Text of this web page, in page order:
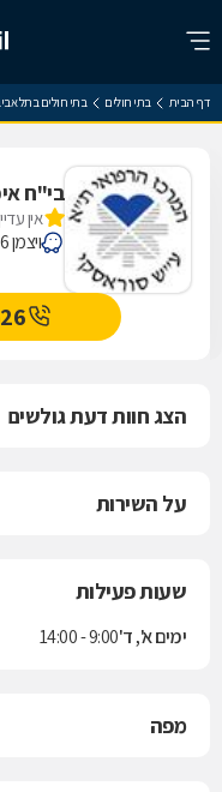
דף הבית בתי חולים בתי חולים בתל
בי"ח
אין
ויצמן 6, תל אביב, בניין סוראסקי, קומת קרקע, אגף ג'
הצג חוות דעת גולשים
על השירות
שעות פעילות
ימים א', ד'9:00 - 14:00
מפה